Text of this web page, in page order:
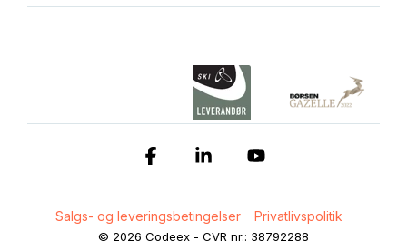
Salgs- og leveringsbetingelser Privatlivspolitik
© 2026 Codeex - CVR nr.: 38792288
FacebookLinkedin